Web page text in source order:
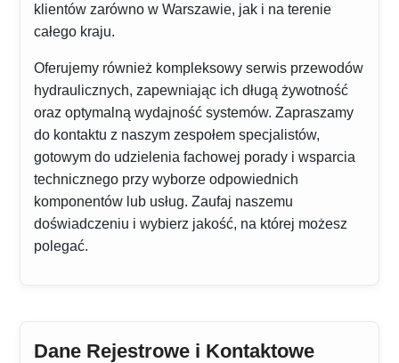
klientów zarówno w Warszawie, jak i na terenie
całego kraju.
Oferujemy również kompleksowy serwis przewodów
hydraulicznych, zapewniając ich długą żywotność
oraz optymalną wydajność systemów. Zapraszamy
do kontaktu z naszym zespołem specjalistów,
gotowym do udzielenia fachowej porady i wsparcia
technicznego przy wyborze odpowiednich
komponentów lub usług. Zaufaj naszemu
doświadczeniu i wybierz jakość, na której możesz
polegać.
Dane Rejestrowe i Kontaktowe